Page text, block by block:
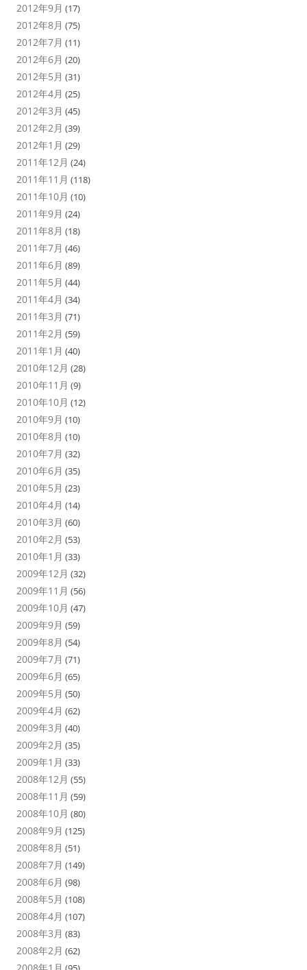
2012年9月 (17)
2012年8月 (75)
2012年7月 (11)
2012年6月 (20)
2012年5月 (31)
2012年4月 (25)
2012年3月 (45)
2012年2月 (39)
2012年1月 (29)
2011年12月 (24)
2011年11月 (118)
2011年10月 (10)
2011年9月 (24)
2011年8月 (18)
2011年7月 (46)
2011年6月 (89)
2011年5月 (44)
2011年4月 (34)
2011年3月 (71)
2011年2月 (59)
2011年1月 (40)
2010年12月 (28)
2010年11月 (9)
2010年10月 (12)
2010年9月 (10)
2010年8月 (10)
2010年7月 (32)
2010年6月 (35)
2010年5月 (23)
2010年4月 (14)
2010年3月 (60)
2010年2月 (53)
2010年1月 (33)
2009年12月 (32)
2009年11月 (56)
2009年10月 (47)
2009年9月 (59)
2009年8月 (54)
2009年7月 (71)
2009年6月 (65)
2009年5月 (50)
2009年4月 (62)
2009年3月 (40)
2009年2月 (35)
2009年1月 (33)
2008年12月 (55)
2008年11月 (59)
2008年10月 (80)
2008年9月 (125)
2008年8月 (51)
2008年7月 (149)
2008年6月 (98)
2008年5月 (108)
2008年4月 (107)
2008年3月 (83)
2008年2月 (62)
2008年1月